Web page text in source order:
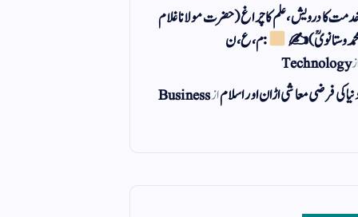
کا درویش، علم کا چراغ(حضرت مولانا غلام
وستانویؒ)✍
: م ، ع ، ن
Technology
کی فرضی معاشی اڑان اور اسلامازBusiness